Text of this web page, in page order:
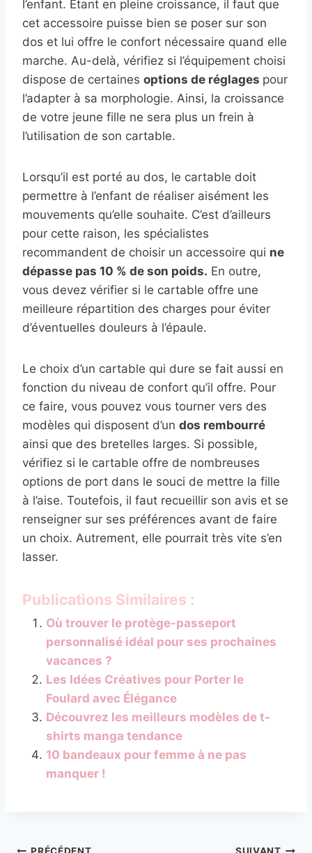
l’enfant. Étant en pleine croissance, il faut que
cet accessoire puisse bien se poser sur son
dos et lui offre le confort nécessaire quand elle
marche. Au-delà, vérifiez si l’équipement choisi
dispose de certaines options de réglages pour
l’adapter à sa morphologie. Ainsi, la croissance
de votre jeune fille ne sera plus un frein à
l’utilisation de son cartable.
Lorsqu’il est porté au dos, le cartable doit
permettre à l’enfant de réaliser aisément les
mouvements qu’elle souhaite. C’est d’ailleurs
pour cette raison, les spécialistes
recommandent de choisir un accessoire qui ne
dépasse pas 10 % de son poids. En outre,
vous devez vérifier si le cartable offre une
meilleure répartition des charges pour éviter
d’éventuelles douleurs à l’épaule.
Le choix d’un cartable qui dure se fait aussi en
fonction du niveau de confort qu’il offre. Pour
ce faire, vous pouvez vous tourner vers des
modèles qui disposent d’un dos rembourré
ainsi que des bretelles larges. Si possible,
vérifiez si le cartable offre de nombreuses
options de port dans le souci de mettre la fille
à l’aise. Toutefois, il faut recueillir son avis et se
renseigner sur ses préférences avant de faire
un choix. Autrement, elle pourrait très vite s’en
lasser.
Publications Similaires :
Où trouver le protège-passeport
personnalisé idéal pour ses prochaines
vacances ?
Les Idées Créatives pour Porter le
Foulard avec Élégance
Découvrez les meilleurs modèles de t-
shirts manga tendance
10 bandeaux pour femme à ne pas
manquer !